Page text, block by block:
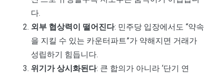
다.
외부 협상력이 떨어진다: 민주당 입장에서도 “약속
을 지킬 수 있는 카운터파트”가 약해지면 거래가
성립하기 힘듭니다.
위기가 상시화된다: 큰 합의가 아니라 ‘단기 연